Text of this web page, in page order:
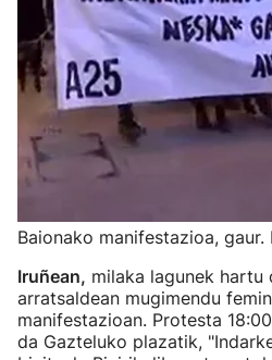
Baionako manifestazioa, gaur.
Iruñean, milaka lagunek
arratsaldean mugimendu
manifestazioan. Protesta
da Gazteluko plazatik,